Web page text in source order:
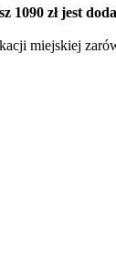
1090 zł jest
miejskiej